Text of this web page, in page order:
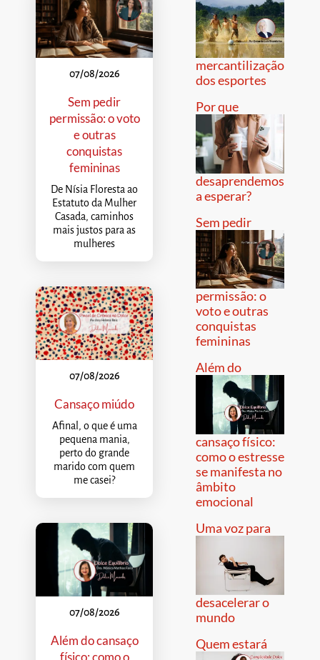
07/08/2026
Sem pedir
permissão: o voto
e outras
conquistas
femininas
De Nísia Floresta ao
Estatuto da Mulher
Casada, caminhos
mais justos para as
mulheres
07/08/2026
Cansaço miúdo
Afinal, o que é uma
pequena mania,
perto do grande
marido com quem
me casei?
07/08/2026
Além do cansaço
mercantilização
dos esportes
Por que
desaprendemos
a esperar?
Sem pedir
permissão: o
voto e outras
conquistas
femininas
Além do
cansaço físico:
como o estresse
se manifesta no
âmbito
emocional
Uma voz para
desacelerar o
mundo
Quem estará